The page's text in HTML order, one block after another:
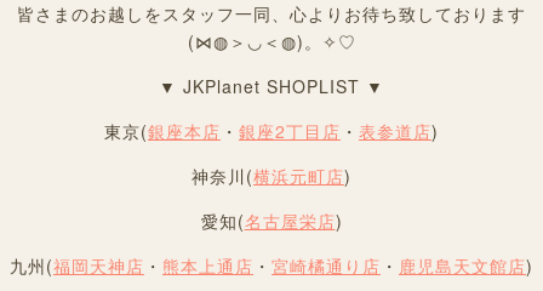
皆さまのお越しをスタッフ一同、心よりお待ち致しております
(⋈◍＞◡＜◍)。✧♡
▼ JKPlanet SHOPLIST ▼
東京(銀座本店 ・ 銀座2丁目店 ・ 表参道店)
神奈川(横浜元町店)
愛知(名古屋栄店)
九州(福岡天神店 ・ 熊本上通店 ・ 宮崎橘通り店 ・ 鹿児島天文館店)